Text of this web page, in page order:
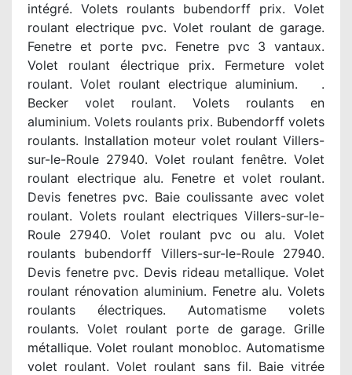
intégré. Volets roulants bubendorff prix. Volet
roulant electrique pvc. Volet roulant de garage.
Fenetre et porte pvc. Fenetre pvc 3 vantaux.
Volet roulant électrique prix. Fermeture volet
roulant. Volet roulant electrique aluminium. .
Becker volet roulant. Volets roulants en
aluminium. Volets roulants prix. Bubendorff volets
roulants. Installation moteur volet roulant Villers-
sur-le-Roule 27940. Volet roulant fenêtre. Volet
roulant electrique alu. Fenetre et volet roulant.
Devis fenetres pvc. Baie coulissante avec volet
roulant. Volets roulant electriques Villers-sur-le-
Roule 27940. Volet roulant pvc ou alu. Volet
roulants bubendorff Villers-sur-le-Roule 27940.
Devis fenetre pvc. Devis rideau metallique. Volet
roulant rénovation aluminium. Fenetre alu. Volets
roulants électriques. Automatisme volets
roulants. Volet roulant porte de garage. Grille
métallique. Volet roulant monobloc. Automatisme
volet roulant. Volet roulant sans fil. Baie vitrée